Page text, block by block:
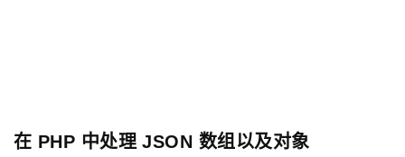
在 PHP 中处理 JSON 数组以及对象